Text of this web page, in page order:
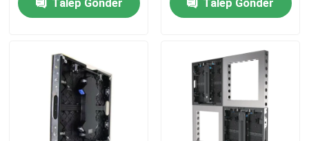
Döküm Alüminyum
Dolap
Alüminyum Dolap